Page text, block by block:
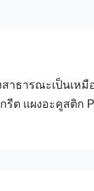
ธารณะเป็นเหมื
รีต แผงอะคูสติก